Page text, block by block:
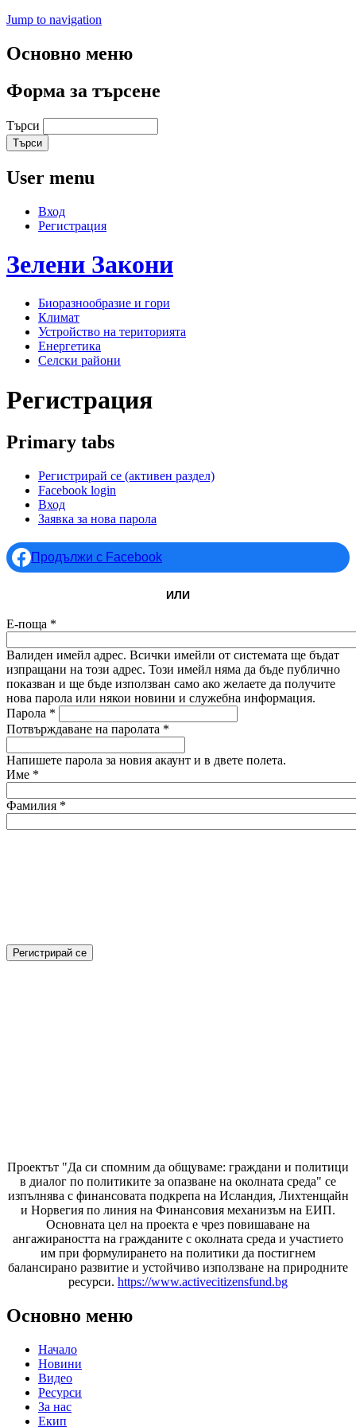
Jump to navigation
Основно меню
Форма за търсене
Търси
User menu
Вход
Регистрация
Зелени Закони
Биоразнообразие и гори
Климат
Устройство на територията
Енергетика
Селски райони
Регистрация
Primary tabs
Регистрирай се (активен раздел)
Facebook login
Вход
Заявка за нова парола
Продължи с Facebook
ИЛИ
Е-поща *
Валиден имейл адрес. Всички имейли от системата ще бъдат
изпращани на този адрес. Този имейл няма да бъде публично
показван и ще бъде използван само ако желаете да получите
нова парола или някои новини и служебна информация.
Парола *
Потвърждаване на паролата *
Напишете парола за новия акаунт и в двете полета.
Име *
Фамилия *
Проектът "Да си спомним да общуваме: граждани и политици
в диалог по политиките за опазване на околната среда" се
изпълнява с финансовата подкрепа на Исландия, Лихтенщайн
и Норвегия по линия на Финансовия механизъм на ЕИП.
Основната цел на проекта е чрез повишаване на
ангажираността на гражданите с околната среда и участието
им при формулирането на политики да постигнем
балансирано развитие и устойчиво използване на природните
ресурси. https://www.activecitizensfund.bg
Основно меню
Начало
Новини
Видео
Ресурси
За нас
Екип